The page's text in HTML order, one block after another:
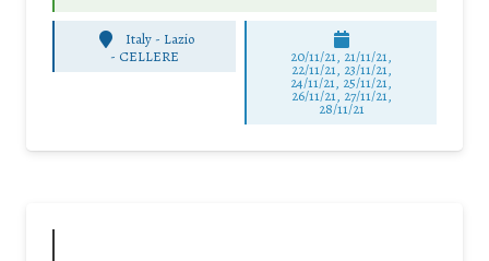
Italy - Lazio
- CELLERE 20/11/21, 21/11/21,
22/11/21, 23/11/21,
24/11/21, 25/11/21,
26/11/21, 27/11/21,
28/11/21